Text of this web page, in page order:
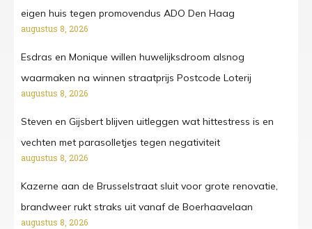
eigen huis tegen promovendus ADO Den Haag
augustus 8, 2026
Esdras en Monique willen huwelijksdroom alsnog
waarmaken na winnen straatprijs Postcode Loterij
augustus 8, 2026
Steven en Gijsbert blijven uitleggen wat hittestress is en
vechten met parasolletjes tegen negativiteit
augustus 8, 2026
Kazerne aan de Brusselstraat sluit voor grote renovatie,
brandweer rukt straks uit vanaf de Boerhaavelaan
augustus 8, 2026